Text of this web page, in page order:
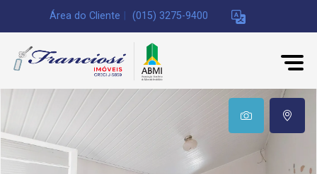
Área do Cliente (015) 3275-9400